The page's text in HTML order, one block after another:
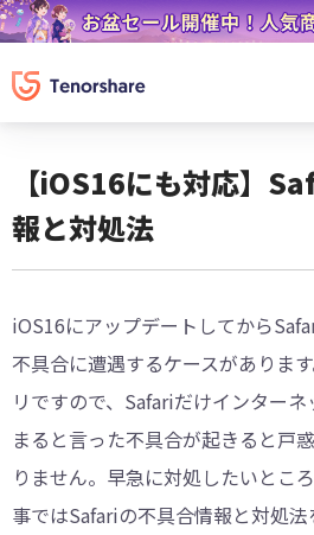
【iOS16にも対応】
報と対処法
iOS16にアップデートしてから
不具合に遭遇するケースがありま
リですので、Safariだけインター
まると言った不具合が起きると戸
りません。早急に対処したいとこ
事ではSafariの不具合情報と対処法